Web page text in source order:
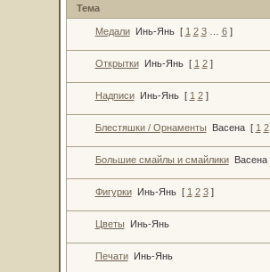
Тема
Медали Инь-Янь [ 1 2 3 6 ]
Открытки Инь-Янь [ 1 2 ]
Надписи Инь-Янь [ 1 2 ]
Блестяшки / Орнаменты Васена [ 1 2
Большие смайлы и смайлики Васена
Фигурки Инь-Янь [ 1 2 3 ]
Цветы Инь-Янь
Печати Инь-Янь